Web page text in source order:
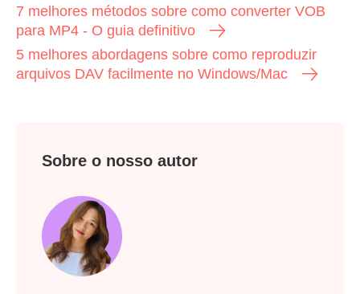
7 melhores métodos sobre como converter VOB
para MP4 - O guia definitivo
5 melhores abordagens sobre como reproduzir
arquivos DAV facilmente no Windows/Mac
Sobre o nosso autor